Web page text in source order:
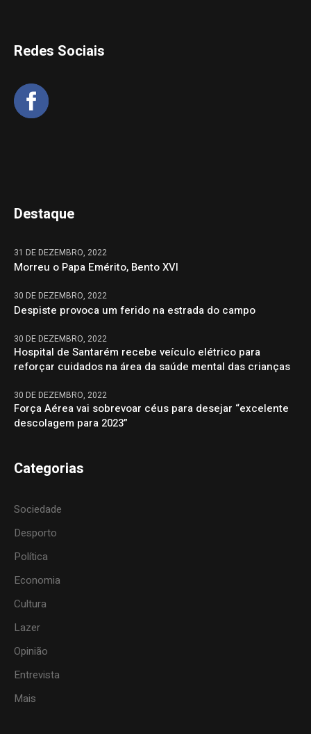
Redes Sociais
Destaque
31 DE DEZEMBRO, 2022
Morreu o Papa Emérito, Bento XVI
30 DE DEZEMBRO, 2022
Despiste provoca um ferido na estrada do campo
30 DE DEZEMBRO, 2022
Hospital de Santarém recebe veículo elétrico para
reforçar cuidados na área da saúde mental das crianças
30 DE DEZEMBRO, 2022
Força Aérea vai sobrevoar céus para desejar “excelente
descolagem para 2023”
Categorias
Sociedade
Desporto
Política
Economia
Cultura
Lazer
Opinião
Entrevista
Mais